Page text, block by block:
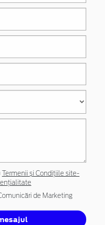
Termenii și Condițiile site-
de Marketing